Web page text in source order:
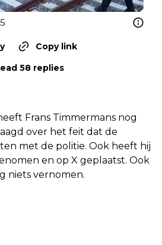
Copy link
58 replies
Frans Timmermans nog
over het feit dat de
met de politie. Ook heeft hij
en op X geplaatst. Ook
niets vernomen.